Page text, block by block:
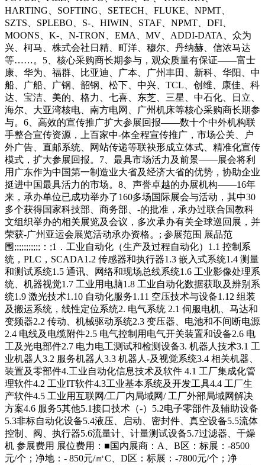
HARTING、SOFTING、SETECH、FLUKE、NPMT、
SZTS、SPLEBO、S-、HIWIN、STAF、NPMT、DFI、
MOONS、K-、N-TRON、EMA、MV、ADDI-DATA、众为
兴、柯马、株式会社日精、町洋、穆尔、丹纳赫、信浓马达
等……。5、核心采购商长期参与，观众质量有保证——富士
康、华为、福群、比亚迪、广本、广州丰田、新科、华阳、中
船、广船、广钢、韶钢、松下、中兴、TCL、创维、康佳、科
达、宝洁、美的、格力、七喜、东芝、三星、中石化、日立、
海尔、大亚湾核电、南方电网、广州机床等核心采购商长期参
与。6、高效的宣传推广扩大参展回报——数十个中外机构联
手整合宣传资源，上百家中-体全程宣传推广，市场公关、户
外广告、直邮系统、网站传递等联袂形成立体式、精准化宣传
模式，扩大参展回报。7、最具市场活力及前景——展会将利
用广东作为中国第一制造业大省及经济大省的优势，协助企业
挺进中国最具活力的市场。8、声誉卓越的办展机构——16年
来，承办单位已成功举办了160多场国际展会与活动，其中30
多个获得国家科技部、商务部、-的批准，承办过联合国教科
文组织举办的相关展览及会议，多次承办有关全球巡回展，并
荣获-广州亚运会展览活动承办资格。; 参展范围 展品范
围;;;;;;;;;;;：;1．工业自动化（生产及过程自动化）1.1 控制系
统，PLC，SCADA1.2 传感器和执行器1.3 嵌入式系统1.4 测量
和测试系统1.5 通讯、网络和现场总线系统1.6 工业影像处理系
统、机器视觉1.7 工业用电脑1.8 工业自动化数据获取及辨别系
统1.9 激光技术1.10 自动化服务1.11 空压技术与设备1.12 组装
及搬运系统，线性定位系统2. 电气系统 2.1 伺服电机、马达和
变频器2.2 传动、机械驱动系统2.3 变压器、电池和不间断电源
2.4 电线及电缆附件2.5 电气控制用电气开关装置和设备2.6 电
工及光电部件2.7 电力电工测试和检测设备3. 机器人技术3.1 工
业机器人3.2 服务机器人3.3 机器人-及视觉系统3.4 相关机器、
装置及零部件4.工业自动化信息技术及软件 4.1 工厂集成化管
理软件4.2 工业IT软件4.3工业基本系统及开发工具4.4 工厂生
产软件4.5 工业用互联网/工厂内局域网/ 工厂外部局域网解决
方案4.6 服务5其他5.1接口技术（-）5.2电子零部件及辅助设备
5.3非标自动化设备5.4液压、启动、密封件、真空设备5.5流体
控制、阀、执行器5.6流量计、计量测试设备5.7过滤器、干燥
机 参展费用 展位费用：■国内展商：A、B区：标展：-8500
元/个；净地：- 850元/㎡C、D区：标展：-7800元/个；净